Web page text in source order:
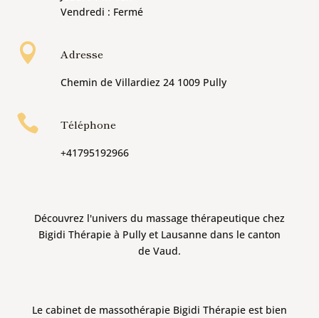
Vendredi : Fermé
 Adresse
Chemin de Villardiez 24 1009 Pully
 Téléphone
+41795192966
Découvrez l'univers du massage thérapeutique chez
Bigidi Thérapie à Pully et Lausanne dans le canton
de Vaud.
Le cabinet de massothérapie Bigidi Thérapie est bien